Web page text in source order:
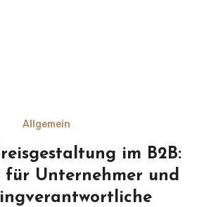
Allgemein
im B2B:
für Unternehmer und